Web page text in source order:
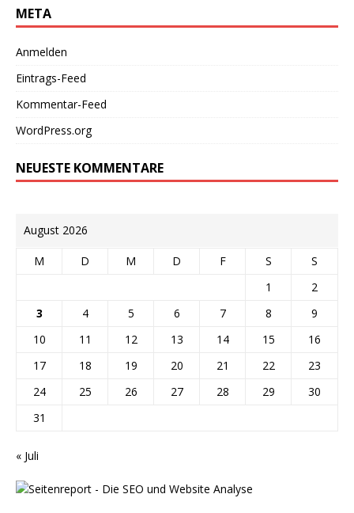
META
Anmelden
Eintrags-Feed
Kommentar-Feed
WordPress.org
NEUESTE KOMMENTARE
August 2026
M D M D F S
S
1
2
3
4 5 6 7 8
9
10
11 12 13 14 15
16
17
18 19 20 21 22
23
24
25 26 27 28 29
30
31
« Juli